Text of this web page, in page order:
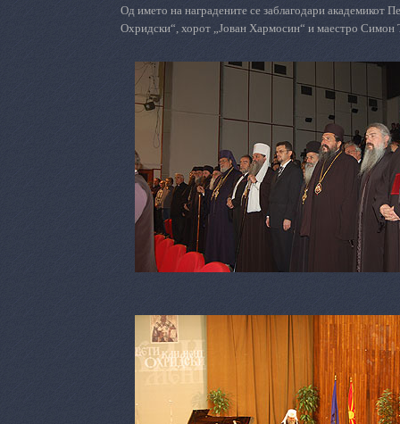
Од името на наградените се заблагодари академикот
Охридски“, хорот „Јован Хармосин“ и маестро Симон